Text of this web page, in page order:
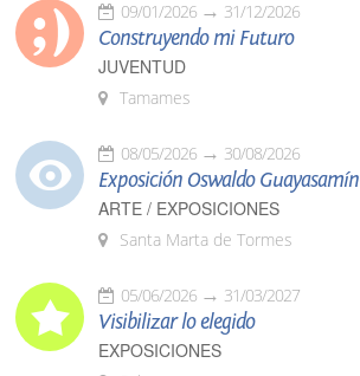
09/01/2026 31/12/2026
Construyendo mi Futuro
JUVENTUD
Tamames
08/05/2026 30/08/2026
Exposición Oswaldo Guayasamín
ARTE / EXPOSICIONES
Santa Marta de Tormes
05/06/2026 31/03/2027
Visibilizar lo elegido
EXPOSICIONES